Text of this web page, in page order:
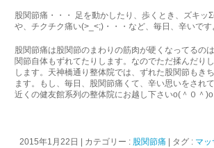
股関節痛・・・ 足を動かしたり、歩くとき、ズキ
や、チクチク痛い(>_<;)・・・など、毎日、辛いです
股関節痛は股関節のまわりの筋肉が硬くなってるの
関節自体もずれてたりします。なのでただ揉んだり
します。天神橋通り整体院では、ずれた股関節もき
ます。もし、毎日、股関節痛くて、辛い思いをされ
近くの健友館系列の整体院にお越し下さいo(＾０＾)o
2015年1月22日 カテゴリー : 股関節痛 タグ : マッ